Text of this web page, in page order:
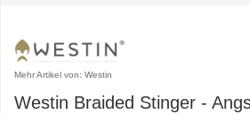
Mehr Artikel von: Westin
Westin Braided Stinger -